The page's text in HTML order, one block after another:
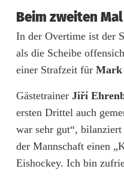
n
g
s
t
g
g
n
Beim zweiten
In der Overtime ist der
als die Scheibe
einer Strafzeit für Mark
Gästetrainer Jiří
ersten Drittel auch
war sehr gut“, bilanziert
der Mannschaft einen
Eishockey. Ich bin